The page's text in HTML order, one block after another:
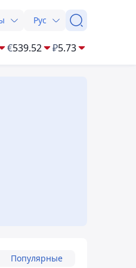
Рус
€539.52 ₽5.73
Популярные